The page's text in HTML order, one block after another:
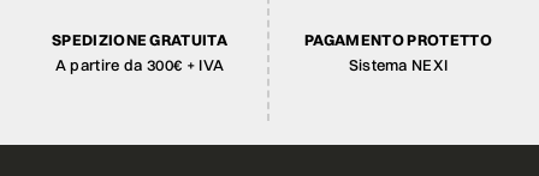
SPEDIZIONE GRATUITA
A partire da 300€ + IVA
PAGAMENTO PROTETTO
Sistema NEXI